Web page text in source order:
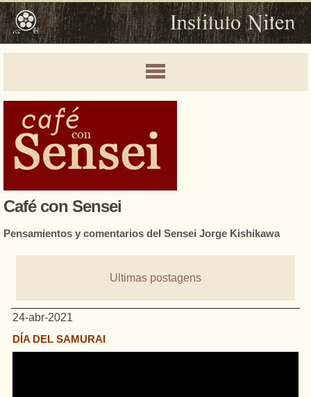
Café con Sensei
Pensamientos y comentarios del Sensei Jorge Kishikawa
Ultimas postagens
24-abr-2021
DÍA DEL SAMURAI